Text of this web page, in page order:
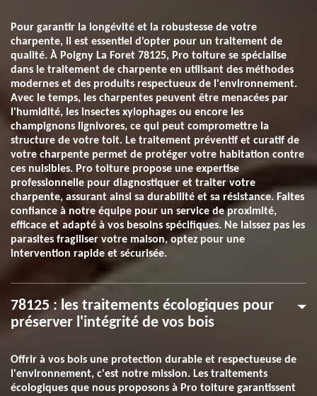
Pour garantir la longévité et la robustesse de votre
charpente, il est essentiel d'opter pour un traitement de
qualité. À Poigny La Foret 78125, Pro toiture se spécialise
dans le traitement de charpente en utilisant des méthodes
modernes et des produits respectueux de l'environnement.
Avec le temps, les charpentes peuvent être menacées par
l'humidité, les insectes xylophages ou encore les
champignons lignivores, ce qui peut compromettre la
structure de votre toit. Le traitement préventif et curatif de
votre charpente permet de protéger votre habitation contre
ces nuisibles. Pro toiture propose une expertise
professionnelle pour diagnostiquer et traiter votre
charpente, assurant ainsi sa durabilité et sa résistance. Faites
confiance à notre équipe pour un service de proximité,
efficace et adapté à vos besoins spécifiques. Ne laissez pas les
parasites fragiliser votre maison, optez pour une
intervention rapide et sécurisée.
78125 : les traitements écologiques pour
préserver l'intégrité de vos bois
Offrir à vos bois une protection durable et respectueuse de
l'environnement, c'est notre mission. Les traitements
écologiques que nous proposons à Pro toiture garantissent